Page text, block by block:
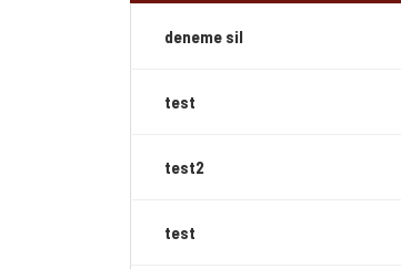
deneme sil
test
test2
test